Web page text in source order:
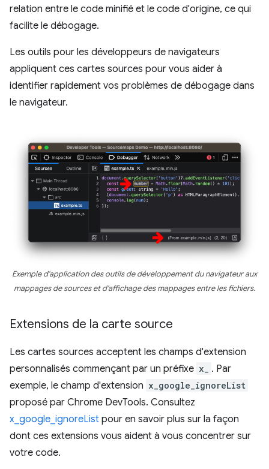
relation entre le code minifié et le code d'origine, ce qui
facilite le débogage.
Les outils pour les développeurs de navigateurs
appliquent ces cartes sources pour vous aider à
identifier rapidement vos problèmes de débogage dans
le navigateur.
Exemple d'application des outils de développement du navigateur aux
mappages de sources et d'affichage des mappages entre les fichiers.
Extensions de la carte source
Les cartes sources acceptent les champs d'extension
personnalisés commençant par un préfixe x_
. Par
exemple, le champ d'extension x_google_ignoreList
proposé par Chrome DevTools. Consultez
x_google_ignoreList pour en savoir plus sur la façon
dont ces extensions vous aident à vous concentrer sur
votre code.